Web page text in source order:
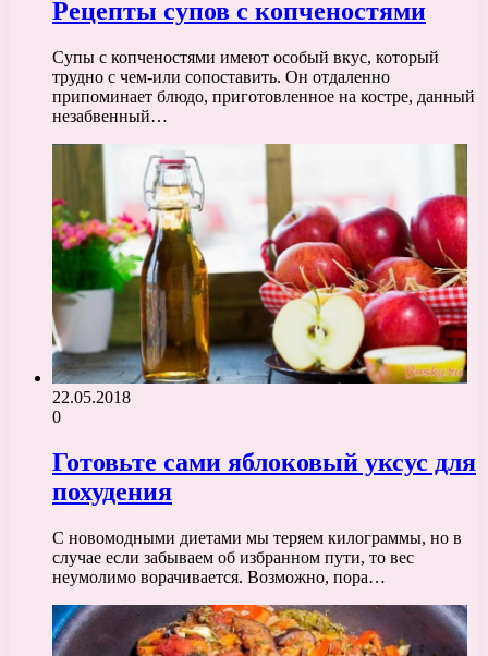
Рецепты супов с копченостями
Супы с копченостями имеют особый вкус, который
трудно с чем-или сопоставить. Он отдаленно
припоминает блюдо, приготовленное на костре, данный
незабвенный…
22.05.2018
0
Готовьте сами яблоковый уксус для
похудения
С новомодными диетами мы теряем килограммы, но в
случае если забываем об избранном пути, то вес
неумолимо ворачивается. Возможно, пора…